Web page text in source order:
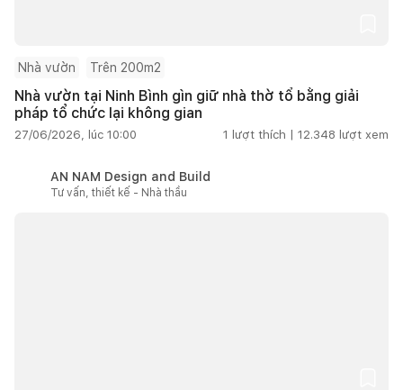
Nhà vườn Trên 200m2
Nhà vườn tại Ninh Bình gìn giữ nhà thờ tổ bằng giải
pháp tổ chức lại không gian
27/06/2026, lúc 10:00 1 lượt thích | 12.348 lượt xem
AN NAM Design and Build
Tư vấn, thiết kế - Nhà thầu